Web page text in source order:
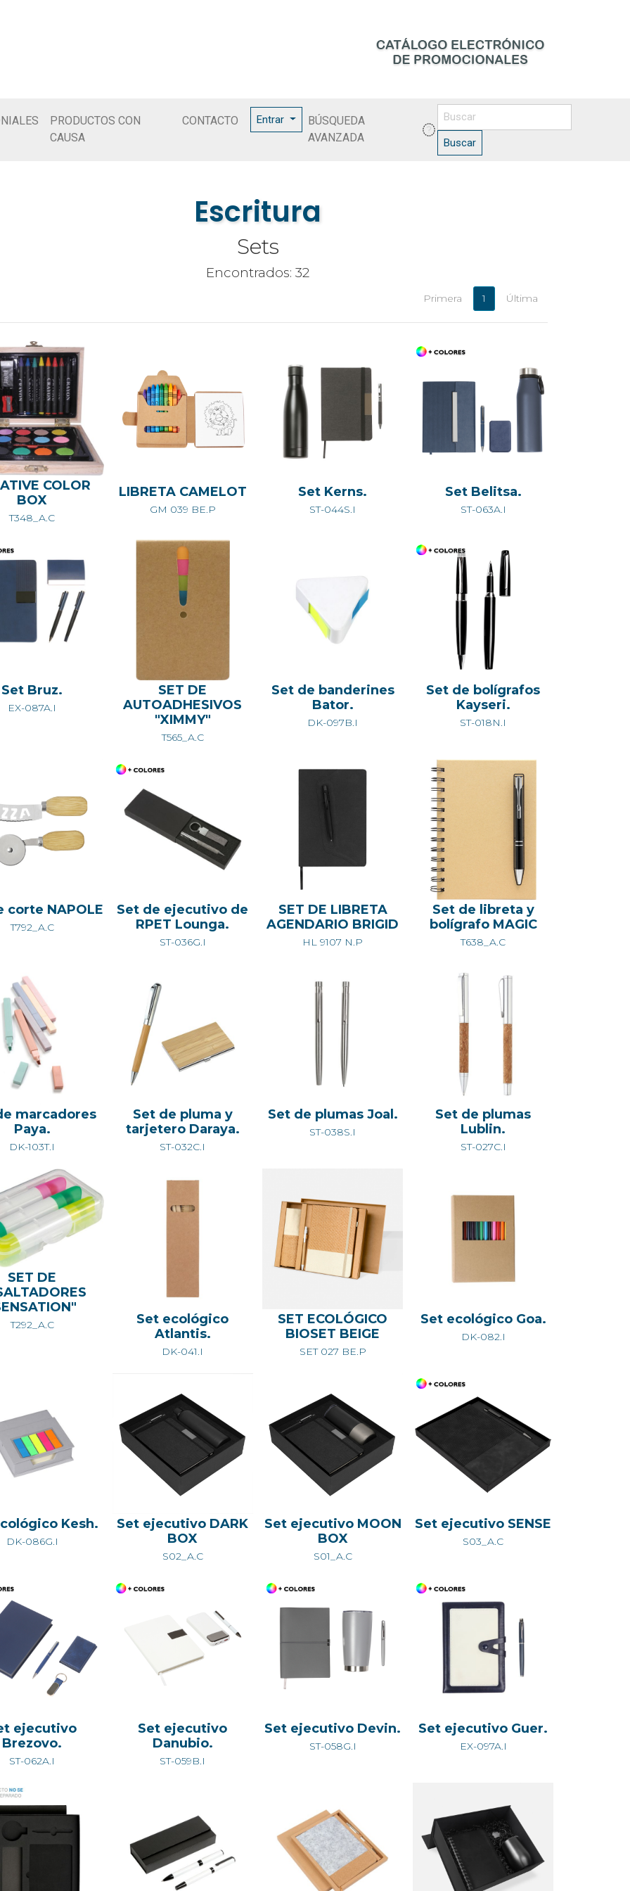
PRODUCTOS CON
CAUSA
CONTACTO Entrar
BÚSQUEDA
AVANZADA
Buscar
Escritura
Sets
Encontrados: 32
Primera 1 Última
COLOR
BOX
T348_A.C
LIBRETA CAMELOT
GM 039 BE.P
Set Kerns.
ST-044S.I
Set Belitsa.
ST-063A.I
Set Bruz.
EX-087A.I
SET DE
AUTOADHESIVOS
"XIMMY"
T565_A.C
Set de banderines
Bator.
DK-097B.I
Set de bolígrafos
Kayseri.
ST-018N.I
corte NAPOLE
T792_A.C
Set de ejecutivo de
RPET Lounga.
ST-036G.I
SET DE LIBRETA
AGENDARIO BRIGID
HL 9107 N.P
Set de libreta y
bolígrafo MAGIC
T638_A.C
marcadores
Paya.
DK-103T.I
Set de pluma y
tarjetero Daraya.
ST-032C.I
Set de plumas Joal.
ST-038S.I
Set de plumas
Lublin.
ST-027C.I
SET DE
T292_A.C
Set ecológico
Atlantis.
DK-041.I
SET ECOLÓGICO
BIOSET BEIGE
SET 027 BE.P
Set ecológico Goa.
DK-082.I
Kesh.
DK-086G.I
Set ejecutivo DARK
BOX
S02_A.C
Set ejecutivo MOON
BOX
S01_A.C
Set ejecutivo SENSE
S03_A.C
ejecutivo
Brezovo.
ST-062A.I
Set ejecutivo
Danubio.
ST-059B.I
Set ejecutivo Devin.
ST-058G.I
Set ejecutivo Guer.
EX-097A.I